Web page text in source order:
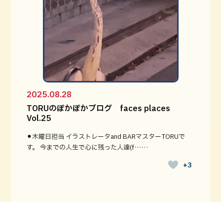
2025.08.28
TORUのぽかぽかブログ faces places
Vol.25
⚫︎木曜日担当 イラストレータand BARマスターTORUで
す。 今までの人生で心に残った人達(f……
+3